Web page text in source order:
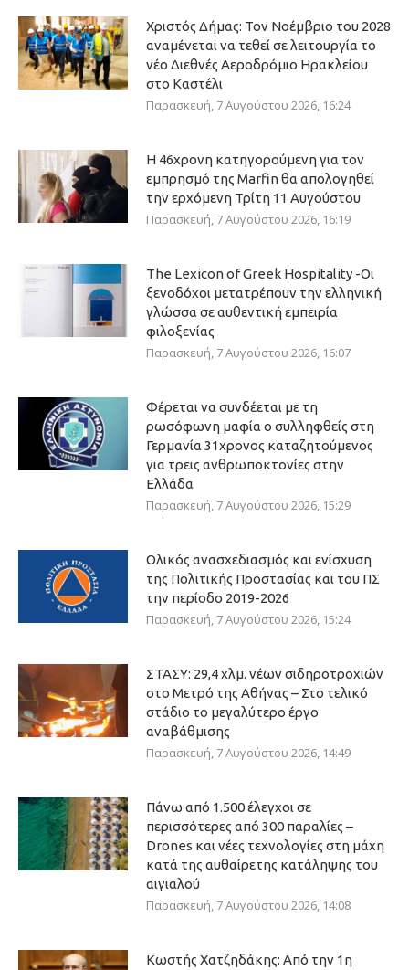
Χριστός Δήμας: Τον Νοέμβριο του 2028
αναμένεται να τεθεί σε λειτουργία το
νέο Διεθνές Αεροδρόμιο Ηρακλείου
στο Καστέλι
Παρασκευή, 7 Αυγούστου 2026, 16:24
Η 46χρονη κατηγορούμενη για τον
εμπρησμό της Marfin θα απολογηθεί
την ερχόμενη Τρίτη 11 Αυγούστου
Παρασκευή, 7 Αυγούστου 2026, 16:19
The Lexicon of Greek Hospitality -Οι
ξενοδόχοι μετατρέπουν την ελληνική
γλώσσα σε αυθεντική εμπειρία
φιλοξενίας
Παρασκευή, 7 Αυγούστου 2026, 16:07
Φέρεται να συνδέεται με τη
ρωσόφωνη μαφία ο συλληφθείς στη
Γερμανία 31χρονος καταζητούμενος
για τρεις ανθρωποκτονίες στην
Ελλάδα
Παρασκευή, 7 Αυγούστου 2026, 15:29
Ολικός ανασχεδιασμός και ενίσχυση
της Πολιτικής Προστασίας και του ΠΣ
την περίοδο 2019-2026
Παρασκευή, 7 Αυγούστου 2026, 15:24
ΣΤΑΣΥ: 29,4 χλμ. νέων σιδηροτροχιών
στο Μετρό της Αθήνας – Στο τελικό
στάδιο το μεγαλύτερο έργο
αναβάθμισης
Παρασκευή, 7 Αυγούστου 2026, 14:49
Πάνω από 1.500 έλεγχοι σε
περισσότερες από 300 παραλίες –
Drones και νέες τεχνολογίες στη μάχη
κατά της αυθαίρετης κατάληψης του
αιγιαλού
Παρασκευή, 7 Αυγούστου 2026, 14:08
Κωστής Χατζηδάκης: Από την 1η